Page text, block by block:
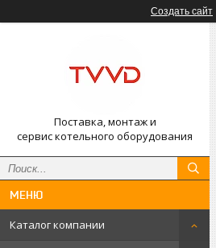
Создать сайт
Поставка, монтаж и
сервис котельного оборудования
Каталог компании